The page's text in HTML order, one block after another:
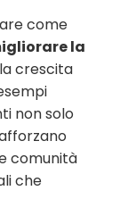
come
la
crescita
non solo
comunità
che